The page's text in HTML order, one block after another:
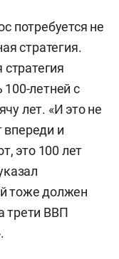
потребуется не
стратегия.
летней с
лет. «И это не
впереди и
это 100 лет
тоже должен
трети ВВП